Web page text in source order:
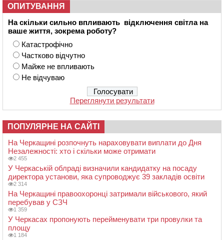
ОПИТУВАННЯ
На скільки сильно впливають відключення світла на
ваше життя, зокрема роботу?
Катастрофічно
Частково відчутно
Майже не впливають
Не відчуваю
Переглянути результати
ПОПУЛЯРНЕ НА САЙТІ
На Черкащині розпочнуть нараховувати виплати до Дня
Незалежності: хто і скільки може отримати
2 455
У Черкаській облраді визначили кандидатку на посаду
директора установи, яка супроводжує 39 закладів освіти
2 314
На Черкащині правоохоронці затримали військового, який
перебував у СЗЧ
1 359
У Черкасах пропонують перейменувати три провулки та
площу
1 184